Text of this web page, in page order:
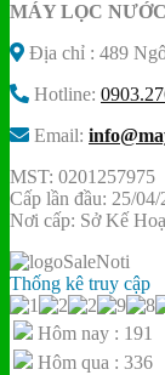
MÁY LỌC
Địa chỉ : 489
Hotline:
Email:
MST: 0201257975
Cấp lần đầu: 25/04/
Nơi cấp: Sở Kế
Thống kê truy cập
Hôm nay : 191
Hôm qua : 336